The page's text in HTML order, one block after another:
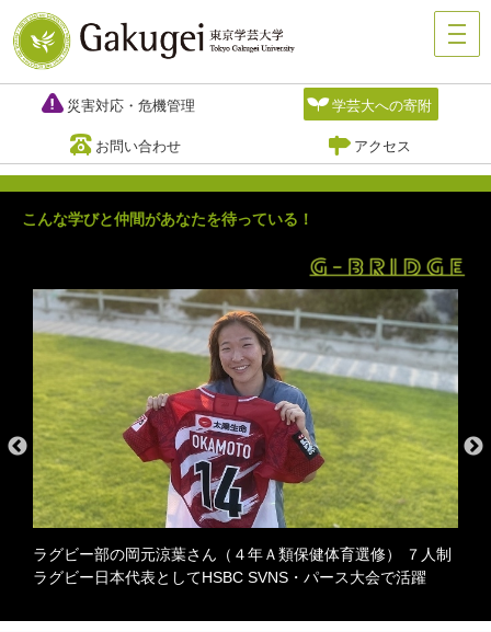
災害対応・危機管理 学芸大への寄附
お問い合わせ アクセス
こんな学びと仲間があなたを待っている！
ラグビー部の岡元涼葉さん（４年Ａ類保健体育選修） ７人制
ラグビー日本代表としてHSBC SVNS・パース大会で活躍